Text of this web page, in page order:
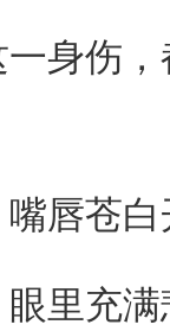
伤，
唇苍白
充满